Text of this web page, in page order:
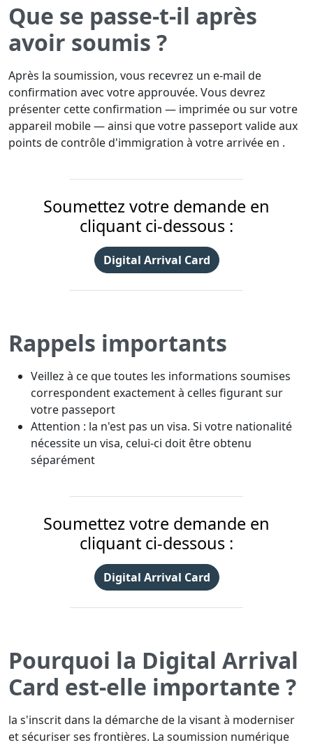
Que se passe-t-il après
avoir soumis ?
Après la soumission, vous recevrez un e-mail de
confirmation avec votre approuvée. Vous devrez
présenter cette confirmation — imprimée ou sur votre
appareil mobile — ainsi que votre passeport valide aux
points de contrôle d'immigration à votre arrivée en .
Soumettez votre demande en
cliquant ci-dessous :
Digital Arrival Card
Rappels importants
Veillez à ce que toutes les informations soumises
correspondent exactement à celles figurant sur
votre passeport
Attention : la n'est pas un visa. Si votre nationalité
nécessite un visa, celui-ci doit être obtenu
séparément
Soumettez votre demande en
cliquant ci-dessous :
Digital Arrival Card
Pourquoi la Digital Arrival
Card est-elle importante ?
la s'inscrit dans la démarche de la visant à moderniser
et sécuriser ses frontières. La soumission numérique